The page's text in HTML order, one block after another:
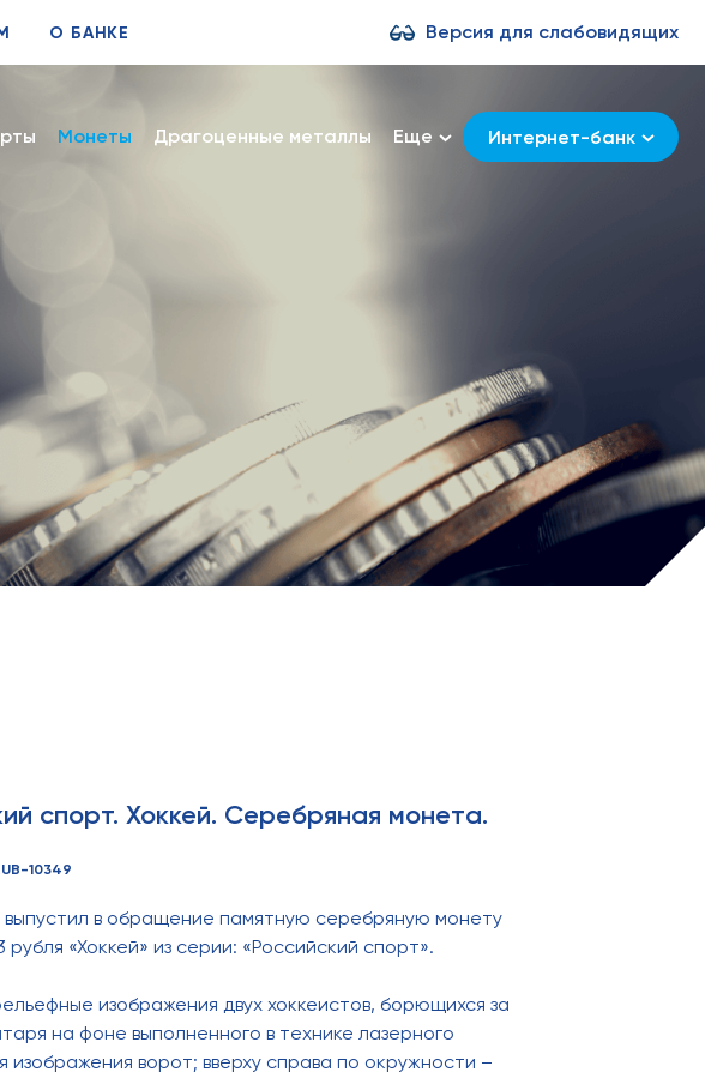
О БАНКЕ Версия для слабовидящих
Монеты Драгоценные металлы Еще Интернет-банк
спорт. Хоккей. Серебряная монета.
10349
выпустил в обращение памятную серебряную монету
«Хоккей» из серии: «Российский спорт».
изображения двух хоккеистов, борющихся за
на фоне выполненного в технике лазерного
изображения ворот; вверху справа по окружности –